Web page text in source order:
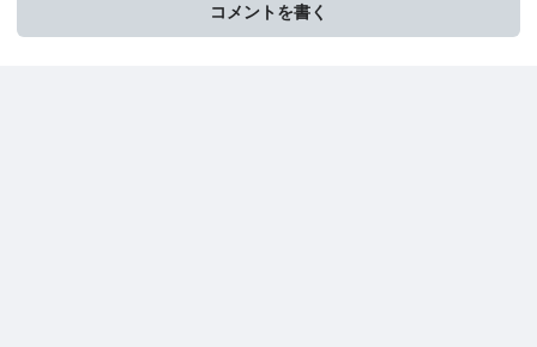
コメントを書く